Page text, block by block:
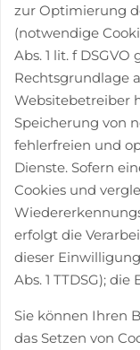
zur Optimierung
(notwendige
Abs. 1 lit. f
Rechtsgrundlage
Websitebetreiber
Speicherung von
fehlerfreien und
Dienste. Sofern
Cookies und
erfolgt die
dieser Einwilligung
Abs. 1 TTDSG);
Sie können Ihren
das Setzen von